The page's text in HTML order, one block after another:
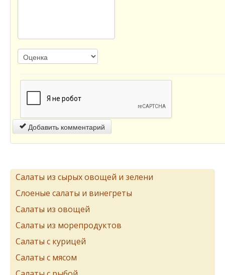
Добавить комментарий
Салаты из сырых овощей и зелени
Слоеные салаты и винегреты
Салаты из овощей
Салаты из морепродуктов
Салаты с курицей
Салаты с мясом